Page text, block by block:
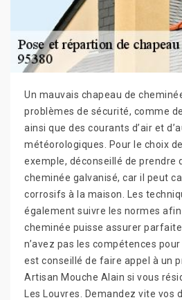
Un mauvais chapeau de
problèmes de sécurité, comme
ainsi que des courants d’air et
météorologiques. Pour le choix
exemple, déconseillé de prendre
cheminée galvanisé, car il peut
corrosifs à la maison. Les
également suivre les normes
cheminée puisse assurer
n’avez pas les compétences
est conseillé de faire appel à un
Artisan Mouche Alain si vous
Les Louvres. Demandez vite vos